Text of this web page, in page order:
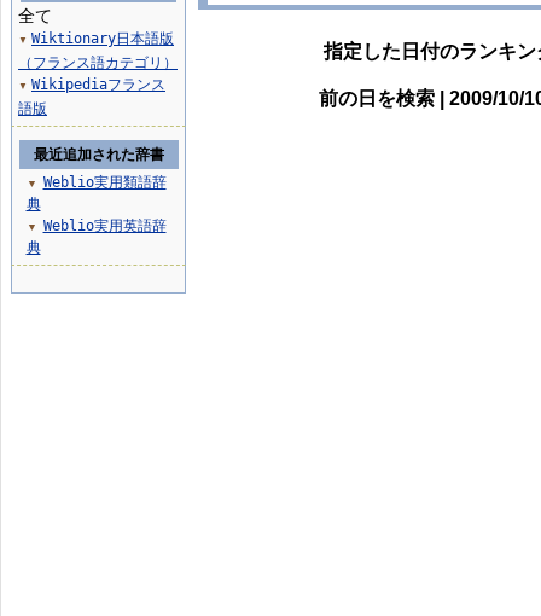
指定した日付のランキ
前の日を検索 | 2009/10/
全て
▼ Wiktionary日本語版
（フランス語カテゴリ）
▼ Wikipediaフランス
語版
最近追加された辞書
▼
Weblio実用類語辞
典
▼
Weblio実用英語辞
典